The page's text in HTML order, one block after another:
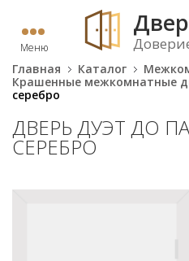
Меню
Главная Каталог
Крашенные межкомнатные
серебро
ДВЕРЬ ДУЭТ ДО
СЕРЕБРО